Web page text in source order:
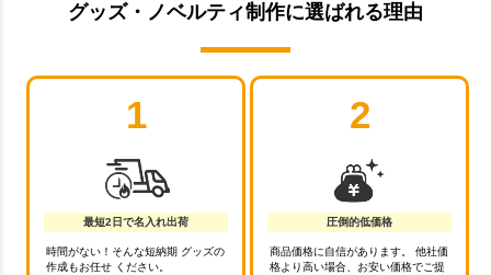
グッズ・ノベルティ制作に選ばれる理由
1
最短2日で名入れ出荷
時間がない！そんな短納期 グッズの
作成もお任せ ください。
2
圧倒的低価格
商品価格に自信があります。 他社価
格より高い場合、お安い価格でご提